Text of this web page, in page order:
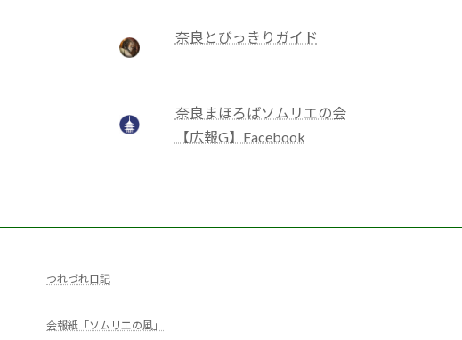
奈良とびっきりガイド
奈良まほろばソムリエの会
【広報G】Facebook
つれづれ日記
会報紙「ソムリエの風」